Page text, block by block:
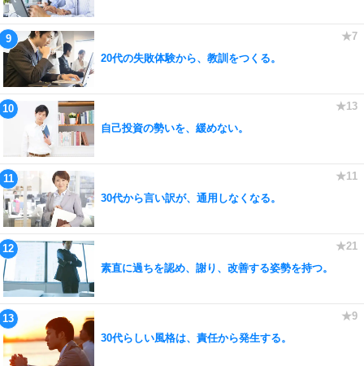
20代の失敗体験から、教訓をつくる。
自己投資の勢いを、緩めない。
30代から言い訳が、通用しなくなる。
素直に過ちを認め、謝り、改善する姿勢を持つ。
30代らしい風格は、責任から発生する。